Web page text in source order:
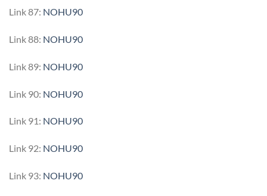
Link 87: NOHU90
Link 88: NOHU90
Link 89: NOHU90
Link 90: NOHU90
Link 91: NOHU90
Link 92: NOHU90
Link 93: NOHU90